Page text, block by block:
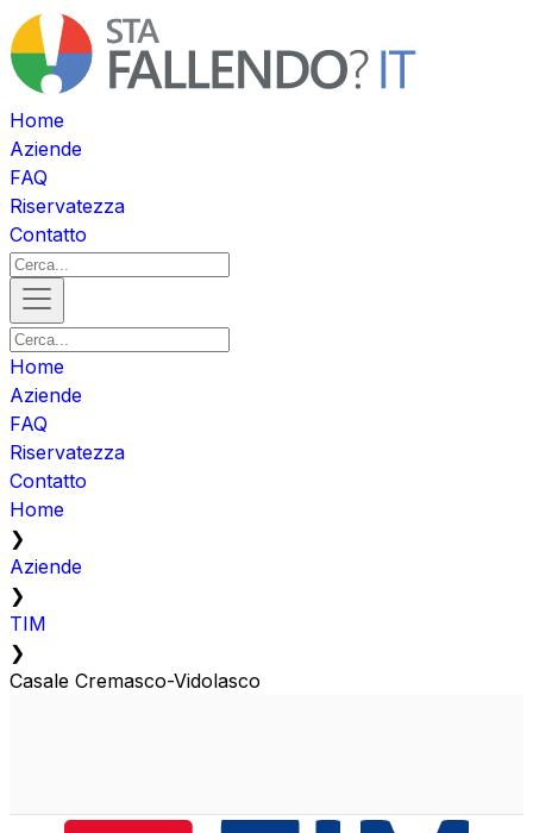
Home
Aziende
FAQ
Riservatezza
Contatto
Home
Aziende
FAQ
Riservatezza
Contatto
Home
❯
Aziende
❯
TIM
❯
Casale Cremasco-Vidolasco